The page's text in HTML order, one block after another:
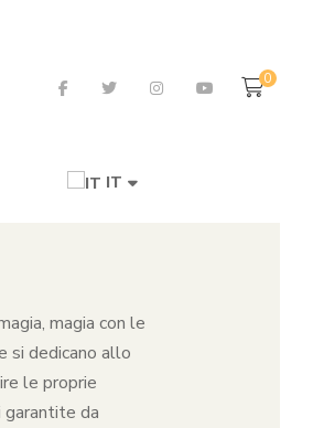
0
IT
magia con le
si dedicano allo
le proprie
garantite da